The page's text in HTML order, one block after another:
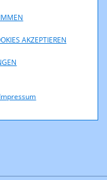
AKZEPTIEREN
Impressum
wenn ihr
verwendet wird.